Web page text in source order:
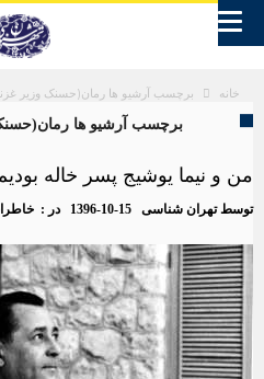
خانه برچسب آرشیو ها رمان(حسنک وزیر
برچسب آرشیو ها
من و نیما یوشیج پسر خاله
توسطتهران شناسی 1396-10-15 در :